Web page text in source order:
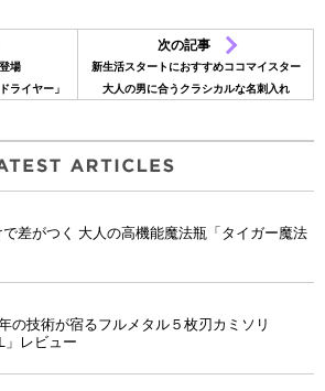
場
ライヤー」
次の記事
新生活スタートにおすすめココマイスター
大人の男に合うクラシカルな名刺入れ
差がつく 大人の高機能魔法瓶「タイガー魔法
の技術が宿るフルメタル５枚刃カミソリ
」レビュー